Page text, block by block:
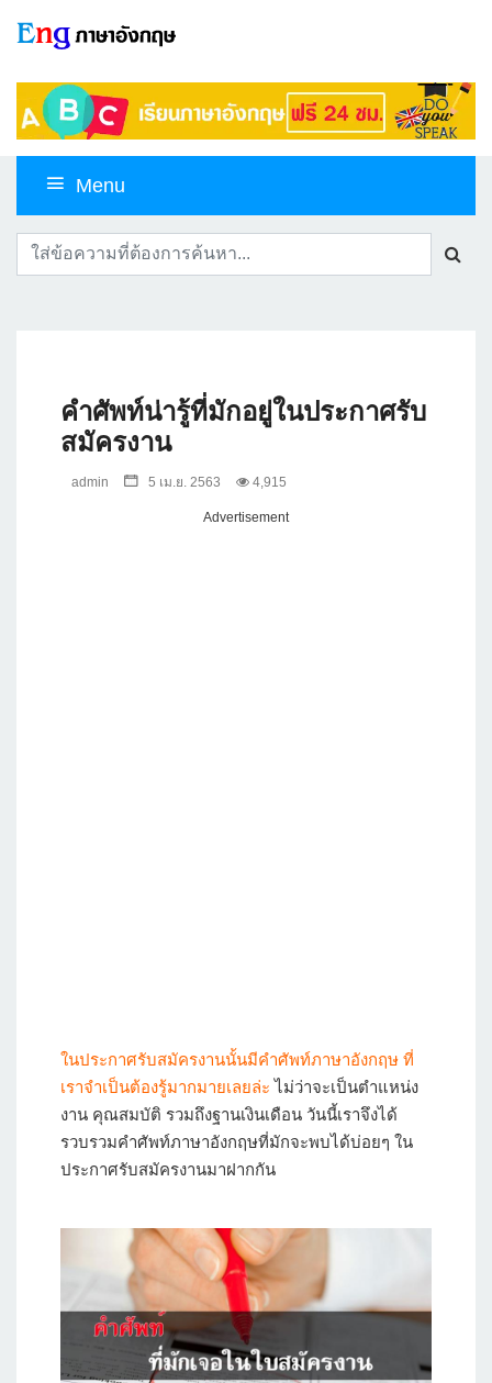
Menu
คำศัพท์น่ารู้ที่มักอยู่ในประกาศรับ
สมัครงาน
admin 5 เม.ย. 2563 4,915
Advertisement
ในประกาศรับสมัครงานนั้นมีคำศัพท์ภาษาอังกฤษ ที่
เราจำเป็นต้องรู้มากมายเลยล่ะ ไม่ว่าจะเป็นตำแหน่ง
งาน คุณสมบัติ รวมถึงฐานเงินเดือน วันนี้เราจึงได้
รวบรวมคำศัพท์ภาษาอังกฤษที่มักจะพบได้บ่อยๆ ใน
ประกาศรับสมัครงานมาฝากกัน